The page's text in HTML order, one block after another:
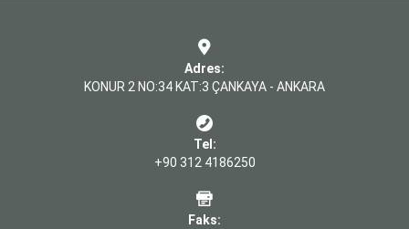
Adres:
KONUR 2 NO:34 KAT:3 ÇANKAYA - ANKARA
Tel:
+90 312 4186250
Faks: